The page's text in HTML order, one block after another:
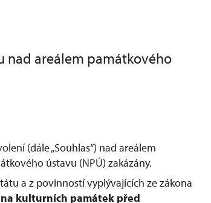
nad areálem památkového
(dále „Souhlas“) nad areálem
ústavu (NPÚ) zakázány.
a z povinností vyplývajících ze zákona
kulturních památek před